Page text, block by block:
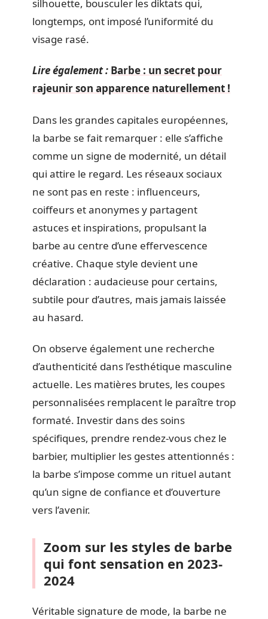
silhouette, bousculer les diktats qui,
longtemps, ont imposé l’uniformité du
visage rasé.
Lire également : Barbe : un secret pour
rajeunir son apparence naturellement !
Dans les grandes capitales européennes,
la barbe se fait remarquer : elle s’affiche
comme un signe de modernité, un détail
qui attire le regard. Les réseaux sociaux
ne sont pas en reste : influenceurs,
coiffeurs et anonymes y partagent
astuces et inspirations, propulsant la
barbe au centre d’une effervescence
créative. Chaque style devient une
déclaration : audacieuse pour certains,
subtile pour d’autres, mais jamais laissée
au hasard.
On observe également une recherche
d’authenticité dans l’esthétique masculine
actuelle. Les matières brutes, les coupes
personnalisées remplacent le paraître trop
formaté. Investir dans des soins
spécifiques, prendre rendez-vous chez le
barbier, multiplier les gestes attentionnés :
la barbe s’impose comme un rituel autant
qu’un signe de confiance et d’ouverture
vers l’avenir.
Zoom sur les styles de barbe
qui font sensation en 2023-
2024
Véritable signature de mode, la barbe ne